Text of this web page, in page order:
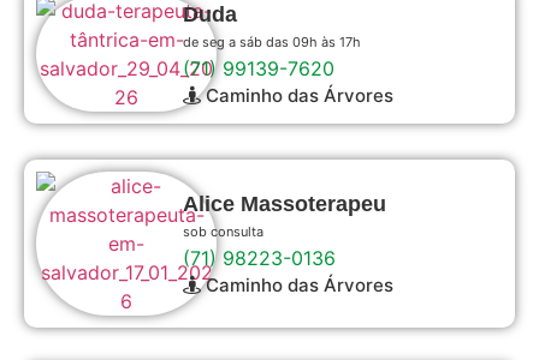
Duda
de seg a sáb das 09h às 17h
(71) 99139-7620
Caminho das Árvores
Alice Massoterapeu
sob consulta
(71) 98223-0136
Caminho das Árvores